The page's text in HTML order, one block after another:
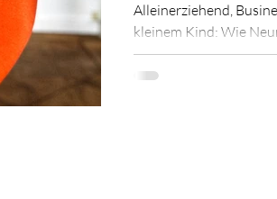
Alleinerziehend,
kleinem Kind: Wie
Erfahre, wie eine